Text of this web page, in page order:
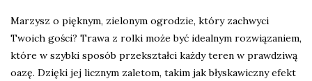
Marzysz o pięknym, zielonym ogrodzie, który zachwyci
Twoich gości? Trawa z rolki może być idealnym rozwiązaniem,
które w szybki sposób przekształci każdy teren w prawdziwą
oazę. Dzięki jej licznym zaletom, takim jak błyskawiczny efekt